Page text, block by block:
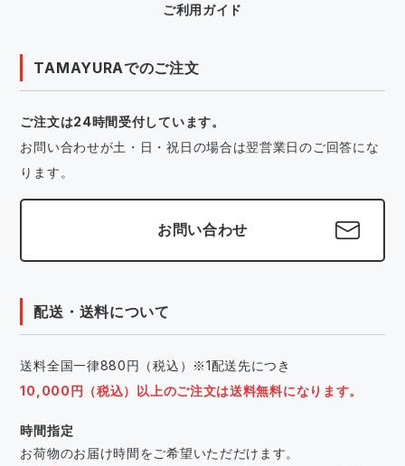
ご利用ガイド
TAMAYURAでのご注文
ご注文は24時間受付しています。
お問い合わせが土・日・祝日の場合は翌営業日のご回答にな
ります。
お問い合わせ
配送・送料について
送料全国一律880円（税込）※1配送先につき
10,000円（税込）以上のご注文は送料無料になります。
時間指定
お荷物のお届け時間をご希望いただだけます。